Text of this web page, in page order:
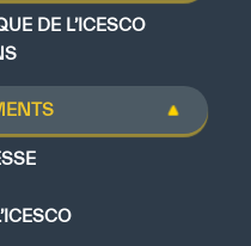
DE L’ICESCO